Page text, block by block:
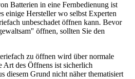
Batterien in eine Fernbedienung ist
einige Hersteller wo selbst Experten
unbeschadet öffnen kann. Bevor
öffnen, sollten Sie den
zu öffnen wird über normale
Art des Öffnens ist sicherlich
diesem Grund nicht näher thematisiert